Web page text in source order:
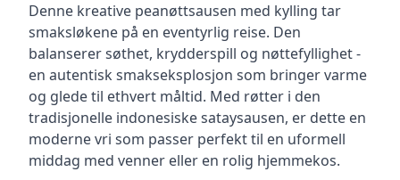
Denne kreative peanøttsausen med kylling tar
smaksløkene på en eventyrlig reise. Den
balanserer søthet, krydderspill og nøttefyllighet -
en autentisk smakseksplosjon som bringer varme
og glede til ethvert måltid. Med røtter i den
tradisjonelle indonesiske sataysausen, er dette en
moderne vri som passer perfekt til en uformell
middag med venner eller en rolig hjemmekos.